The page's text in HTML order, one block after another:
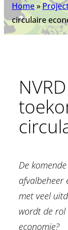
Home»
circulaire
NVRD
De
afvalbeheer
met veel
wordt de rol
economie?